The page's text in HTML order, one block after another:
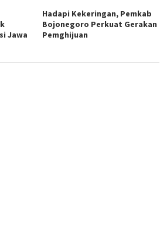
Jawa
Hadapi Kekeringan, Pemkab
Bojonegoro Perkuat Gerakan
Pemghijuan